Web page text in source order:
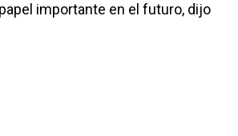
importante en el futuro, dijo